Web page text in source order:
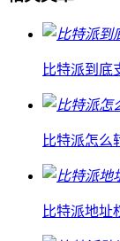
比特派到底
比特派怎么
比特派地址